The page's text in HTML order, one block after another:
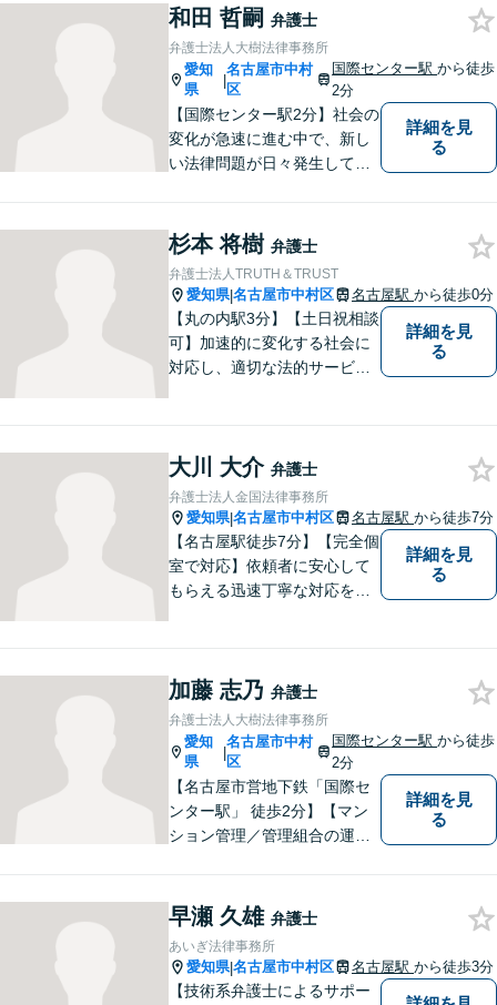
をします。独自の専門家ネッ
トワークを活かし、スムーズ
な手続きに努めます。【ビデ
オ面談可】
和田 哲嗣 弁護士
弁護士法人大樹法律事務所
愛知
県
|
名古屋市中村
区
国際センター駅から徒歩
2分
【国際センター駅2分】社会の
変化が急速に進む中で、新し
い法律問題が日々発生してお
頼者から相談を受け、最良の
法的サービスを迅速に提供で
きるよう最善の努力をしま
す。
詳細を見
る
杉本 将樹 弁護士
弁護士法人TRUTH＆TRUST
愛知県|名古屋市中村区 名古屋駅 から徒歩0分
【丸の内駅3分】【土日祝相談
可】加速的に変化する社会に
対応し、適切な法的サービス
す。依頼者様の抱える法律問
題を解決し、いち早くストレ
スを解消できるよう努めま
す。
詳細を見
る
大川 大介 弁護士
弁護士法人金国法律事務所
愛知県|名古屋市中村区 名古屋駅 から徒歩7分
【名古屋駅徒歩7分】【完全個
室で対応】依頼者に安心して
もらえる迅速丁寧な対応をモ
詳細を見
る
加藤 志乃 弁護士
弁護士法人大樹法律事務所
愛知
県
|
名古屋市中村
区
国際センター駅から徒歩
2分
【名古屋市営地下鉄「国際セ
ンター駅」 徒歩2分】【マン
ション管理／管理組合の運営
します。法律問題でお困りの
方はお気軽にご相談くださ
い。
詳細を見
る
早瀬 久雄 弁護士
あいぎ法律事務所
愛知県|名古屋市中村区 名古屋駅 から徒歩3分
【技術系弁護士によるサポー